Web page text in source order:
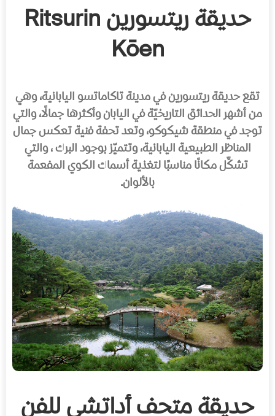
حديقة ريتسورين Ritsurin
Kōen
تقع حديقة ريتسورين في مدينة تاكاماتسو اليابانية، وهي
من أشهر الحدائق التاريخيّة في اليابان وأكثرها جمالًا، والتي
توجد في منطقة شيكوكو، وتعد تحفة فنية تعكس جمال
المناظر الطبيعية اليابانية، وتتميّز بوجود البرك ، والتي
تشكِّل مكانًا مناسبًا لتغذية أسماك الكوي المفعمة
بالألوان.
حديقة متحف أداتشي للفن